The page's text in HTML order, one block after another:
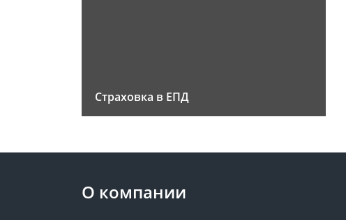
Страховка в ЕПД
О компании